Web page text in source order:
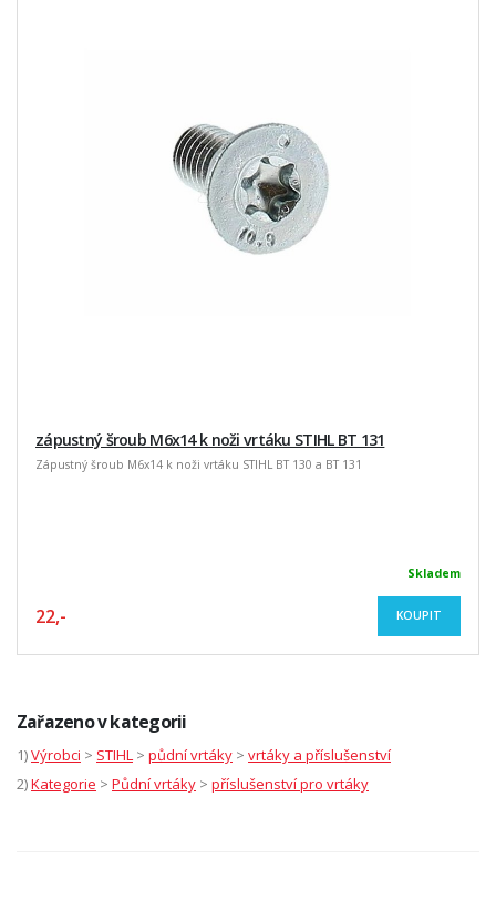
zápustný šroub M6x14 k noži vrtáku STIHL BT 131
Zápustný šroub M6x14 k noži vrtáku STIHL BT 130 a BT 131
Skladem
22,- KOUPIT
Zařazeno v kategorii
1)Výrobci > STIHL > půdní vrtáky > vrtáky a příslušenství
2)Kategorie > Půdní vrtáky > příslušenství pro vrtáky